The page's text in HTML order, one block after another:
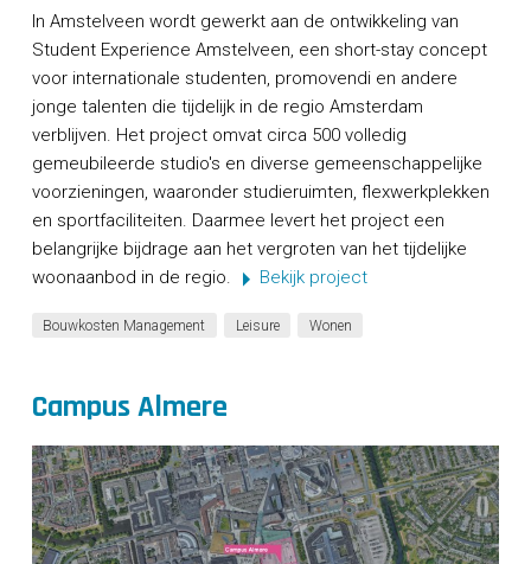
NIEUWS
CONTACT
In Amstelveen wordt gewerkt aan de ontwikkeling van
Student Experience Amstelveen, een short-stay concept
voor internationale studenten, promovendi en andere
jonge talenten die tijdelijk in de regio Amsterdam
verblijven. Het project omvat circa 500 volledig
gemeubileerde studio's en diverse gemeenschappelijke
voorzieningen, waaronder studieruimten, flexwerkplekken
en sportfaciliteiten. Daarmee levert het project een
belangrijke bijdrage aan het vergroten van het tijdelijke
woonaanbod in de regio.
Bekijk project
Bouwkosten Management Leisure Wonen
Campus Almere